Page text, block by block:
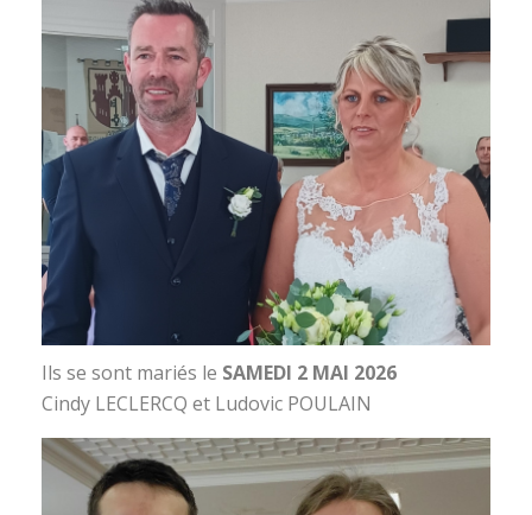
Ils se sont mariés le SAMEDI 2 MAI 2026
Cindy LECLERCQ et Ludovic POULAIN